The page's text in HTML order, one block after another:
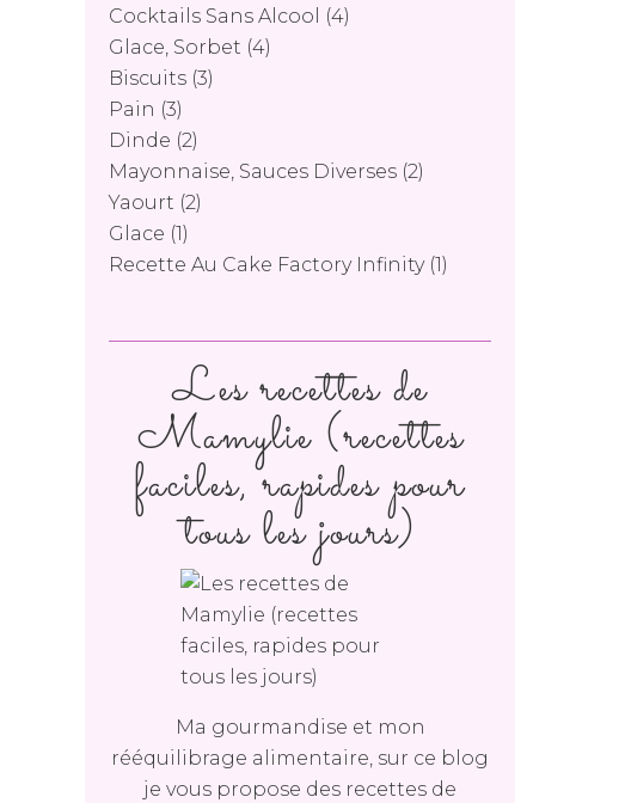
Cocktails Sans Alcool
(4)
Glace, Sorbet (4)
Biscuits (3)
Pain (3)
Dinde (2)
Mayonnaise, Sauces Diverses (2)
Yaourt (2)
Glace (1)
Recette Au Cake Factory Infinity(1)
Les recettes de
Mamylie (recettes
faciles, rapides pour
tous les jours)
Ma gourmandise et mon
rééquilibrage alimentaire, sur ce blog
je vous propose des recettes de